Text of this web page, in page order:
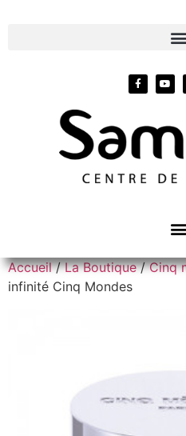
Accueil/La Boutique/Cinq
infinité Cinq Mondes